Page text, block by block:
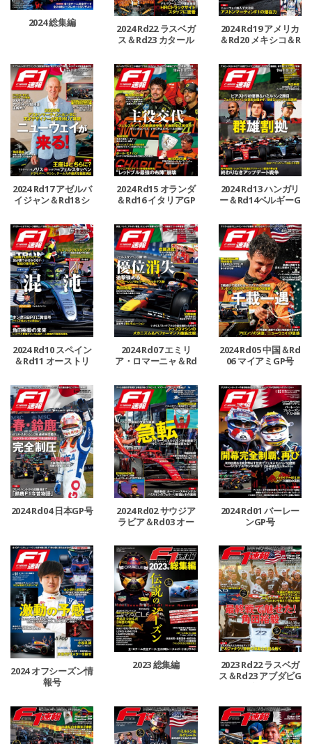
2024 総集編
2024 Rd22 ラスベガ
ス＆Rd23 カタール
＆Rd24 アブダビGP
号
2024 Rd19 アメリカ
＆Rd20 メキシコ＆R
d21 ブラジルGP号
2024 Rd17 アゼルバ
イジャン＆Rd18 シ
2024 Rd15 オランダ
＆Rd16 イタリアGP
2024 Rd13 ハンガリ
ー＆Rd14ベルギーG
2024 Rd10 スペイン
＆Rd11 オーストリ
P号
2024 Rd07 エミリ
ア・ロマーニャ＆Rd
ナダGP号
2024 Rd05 中国＆Rd
06 マイアミGP号
2024 Rd04 日本GP号
2024 Rd02 サウジア
ラビア＆Rd03 オー
2024 Rd01 バーレー
ンGP号
2024 オフシーズン情
報号
2023 総集編
2023 Rd22 ラスベガ
ス＆Rd23 アブダビG